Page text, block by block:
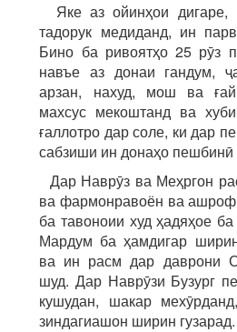
Яке аз ойинҳои
тадорук медиданд, ин
Бино ба ривоятҳо 25 рӯз
навъе аз донаи гандум,
арзан, нахуд, мош ва
махсус мекоштанд ва
ғаллотро дар соле, ки дар
сабзиши ин донаҳо пешбинӣ
Дар Наврӯз ва Меҳргон
ва фармонравоён ва
ба тавоноии худ ҳадяҳое
Мардум ба ҳамдигар
ва ин расм дар даврони
шуд. Дар Наврӯзи Бузург
кушудан, шакар
зиндагиашон ширин гузарад.